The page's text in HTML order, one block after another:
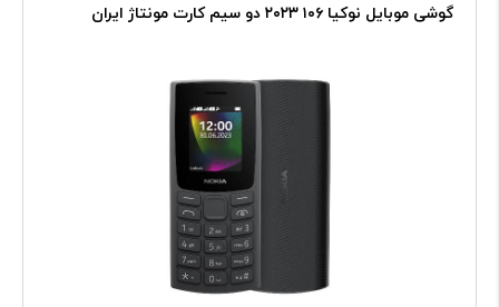
گوشی موبایل نوکیا ۱۰۶ ۲۰۲۳ دو سیم‌ کارت مونتاژ ایران